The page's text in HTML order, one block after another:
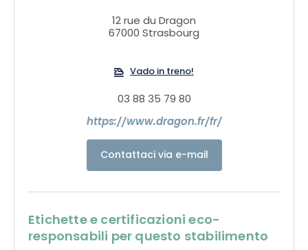
12 rue du Dragon
67000 Strasbourg
Vado in treno!
03 88 35 79 80
https://www.dragon.fr/fr/
Contattaci via e-mail
Etichette e certificazioni eco-
responsabili per questo stabilimento